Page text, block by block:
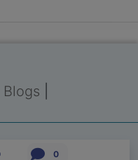
Blogs
0